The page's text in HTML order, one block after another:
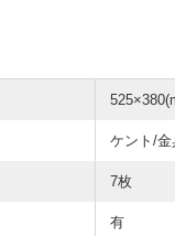
ケント/金
7枚
有